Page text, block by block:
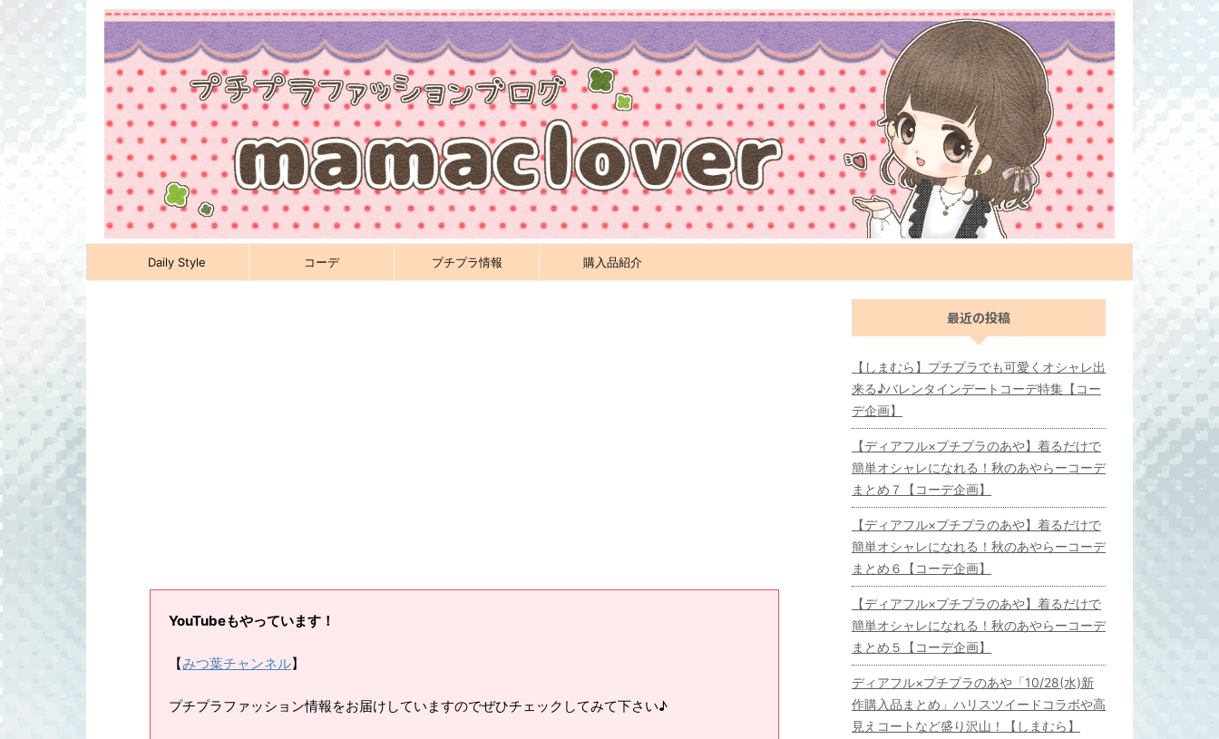
Daily Style コーデ プチプラ情報 購入品紹介
YouTubeもやっています！
【みつ葉チャンネル】
プチプラファッション情報をお届けしていますのでぜひチェックしてみて下さい♪
最近の投稿
【しまむら】プチプラでも可愛くオシャレ出
来る♪バレンタインデートコーデ特集【コー
デ企画】
【ディアフル×プチプラのあや】着るだけで
簡単オシャレになれる！秋のあやらーコーデ
まとめ７【コーデ企画】
【ディアフル×プチプラのあや】着るだけで
簡単オシャレになれる！秋のあやらーコーデ
まとめ６【コーデ企画】
【ディアフル×プチプラのあや】着るだけで
簡単オシャレになれる！秋のあやらーコーデ
まとめ５【コーデ企画】
ディアフル×プチプラのあや「10/28(水)新
作購入品まとめ」ハリスツイードコラボや高
見えコートなど盛り沢山！【しまむら】